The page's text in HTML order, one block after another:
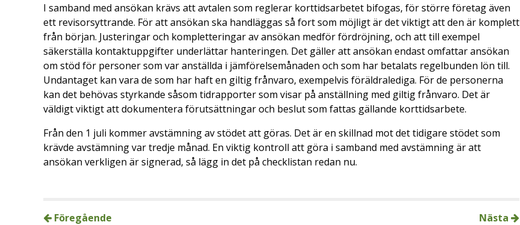
I samband med ansökan krävs att avtalen som reglerar korttidsarbetet bifogas, för större företag även
ett revisorsyttrande. För att ansökan ska handläggas så fort som möjligt är det viktigt att den är komplett
från början. Justeringar och kompletteringar av ansökan medför fördröjning, och att till exempel
säkerställa kontaktuppgifter underlättar hanteringen. Det gäller att ansökan endast omfattar ansökan
om stöd för personer som var anställda i jämförelsemånaden och som har betalats regelbunden lön till.
Undantaget kan vara de som har haft en giltig frånvaro, exempelvis föräldralediga. För de personerna
kan det behövas styrkande såsom tidrapporter som visar på anställning med giltig frånvaro. Det är
väldigt viktigt att dokumentera förutsättningar och beslut som fattas gällande korttidsarbete.
Från den 1 juli kommer avstämning av stödet att göras. Det är en skillnad mot det tidigare stödet som
krävde avstämning var tredje månad. En viktig kontroll att göra i samband med avstämning är att
ansökan verkligen är signerad, så lägg in det på checklistan redan nu.
Föregående Nästa